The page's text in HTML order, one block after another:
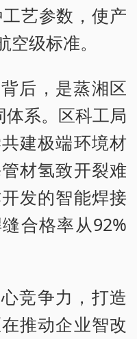
艺参数，使产
级标准。
后，是蒸湘区
体系。区科工局
建极端环境材
材氢致开裂难
发的智能焊接
合格率从92%
竞争力，打造
推动企业智改